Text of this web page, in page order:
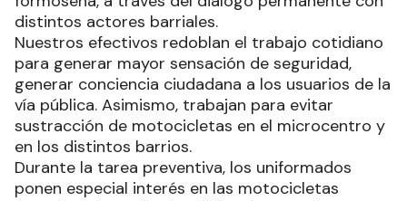
distintos actores barriales.
Nuestros efectivos redoblan el trabajo cotidiano
para generar mayor sensación de seguridad,
generar conciencia ciudadana a los usuarios de la
vía pública. Asimismo, trabajan para evitar
sustracción de motocicletas en el microcentro y
en los distintos barrios.
Durante la tarea preventiva, los uniformados
ponen especial interés en las motocicletas